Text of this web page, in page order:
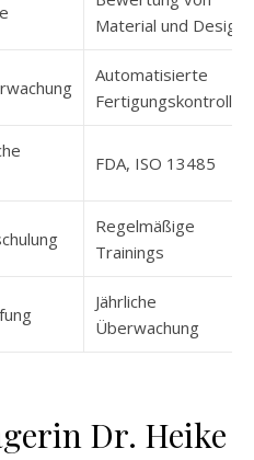
Material und Design
Automatisierte
Fertigungskontrollen
FDA, ISO 13485
Regelmäßige
Trainings
Jährliche
Überwachung
Dr. Heike